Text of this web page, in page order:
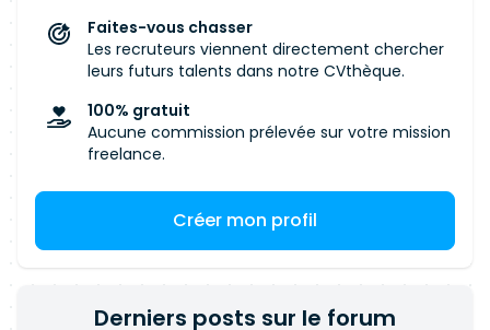
Faites-vous chasser
Les recruteurs viennent directement chercher
leurs futurs talents dans notre CVthèque.
100% gratuit
Aucune commission prélevée sur votre mission
freelance.
Créer mon profil
Derniers posts sur le forum